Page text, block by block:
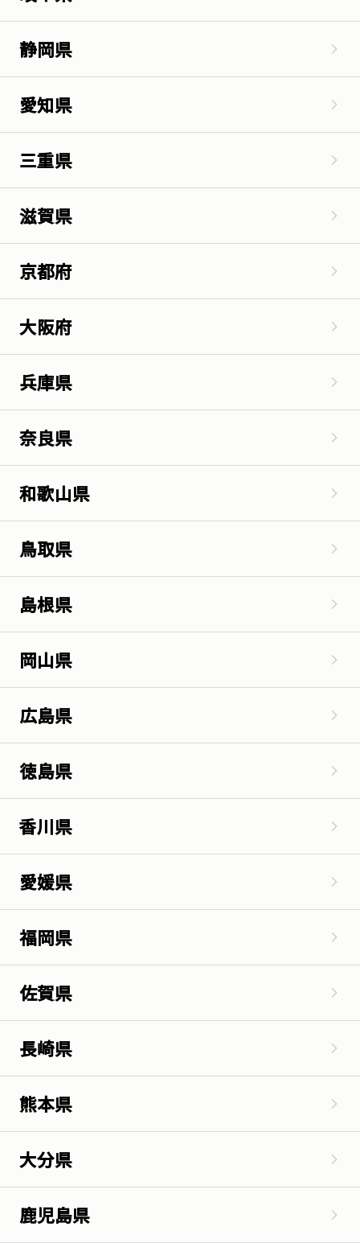
静岡県
愛知県
三重県
滋賀県
京都府
大阪府
兵庫県
奈良県
和歌山県
鳥取県
島根県
岡山県
広島県
徳島県
香川県
愛媛県
福岡県
佐賀県
長崎県
熊本県
大分県
鹿児島県